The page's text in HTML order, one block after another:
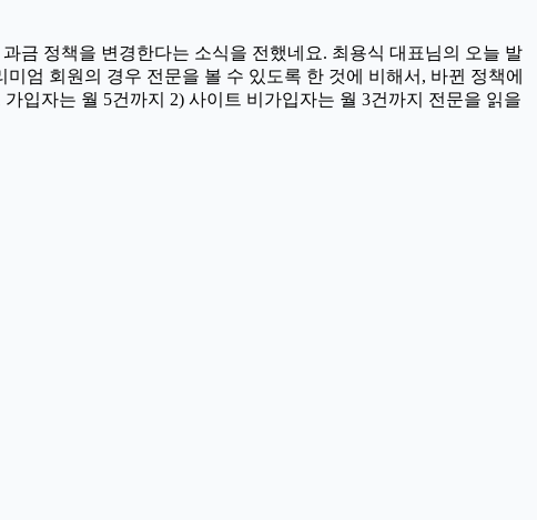
금 정책을 변경한다는 소식을 전했네요. 최용식 대표님의 오늘 발
엄 회원의 경우 전문을 볼 수 있도록 한 것에 비해서, 바뀐 정책에
입자는 월 5건까지 2) 사이트 비가입자는 월 3건까지 전문을 읽을